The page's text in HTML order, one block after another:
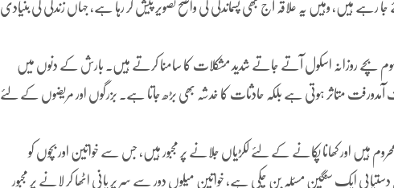
ہیں، وہیں یہ علاقہ آج بھی پسماندگی کی واضح تصویر پیش کر رہا ہے، جہاں زندگی کی بنیادی
بچے روزانہ اسکول آتے جاتے شدید مشکلات کا سامنا کرتے ہیں۔ بارش کے دنوں میں
آمدورفت متاثر ہوتی ہے بلکہ حادثات کا خدشہ بھی بڑھ جاتا ہے۔ بزرگوں اور مریضوں کے لئے
ہیں اور کھانا پکانے کے لئے لکڑیاں جلانے پر مجبور ہیں، جس سے خواتین اور بچوں کو
ایک سنگین مسئلہ بن چکی ہے، خواتین میلوں دور سے سر پر پانی اٹھا کر لانے پر مجبور